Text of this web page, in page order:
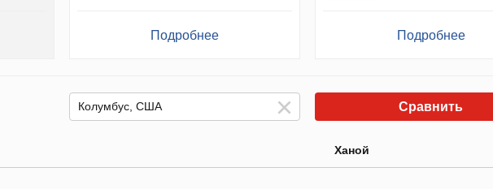
Подробнее Подробнее
Сравнить
Ханой